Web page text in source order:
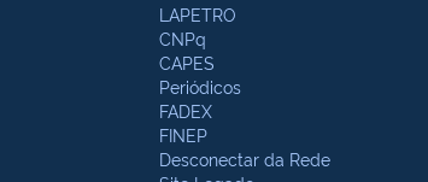
LAPETRO
CNPq
CAPES
Periódicos
FADEX
FINEP
Desconectar da Rede